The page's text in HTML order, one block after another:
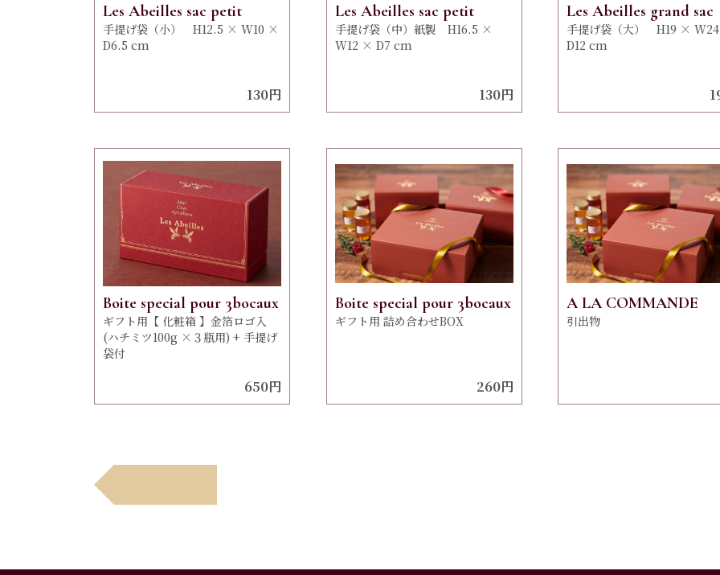
Les Abeilles sac petit
手提げ袋（小） H12.5 × W10 ×
D6.5 cm
130円
Les Abeilles sac petit
手提げ袋（中）紙製 H16.5 ×
W12 × D7 cm
130円
Les Abeilles grand sac
手提げ袋（大） H19 ×
D12 cm
Boite special pour 3bocaux
ギフト用【 化粧箱 】金箔ロゴ入
(ハチミツ100g ×３瓶用) + 手提げ
袋付
650円
Boite special pour 3bocaux
ギフト用 詰め合わせBOX
260円
A LA COMMANDE
引出物